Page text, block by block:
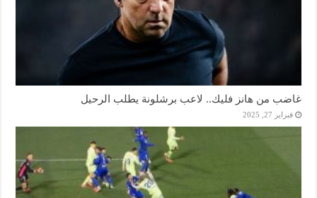
غاضب من هانز فليك.. لاعب برشلونة يطلب الرحيل
فبراير 27, 2025